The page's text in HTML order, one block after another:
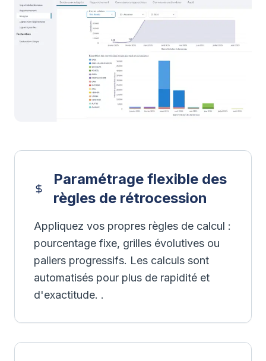
Paramétrage flexible des
règles de rétrocession
Appliquez vos propres règles de calcul :
pourcentage fixe, grilles évolutives ou
paliers progressifs. Les calculs sont
automatisés pour plus de rapidité et
d'exactitude. .